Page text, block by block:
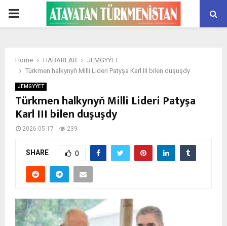
PRIMARY
Home HABARLAR
JEMGYÝET
Türkmen halkynyň Milli Lideri Patyşa Karl III bilen duşuşdy
JEMGYÝET
Türkmen halkynyň Milli Lideri Patyşa
Karl III bilen duşuşdy
2026-05-17 239
SHARE 0